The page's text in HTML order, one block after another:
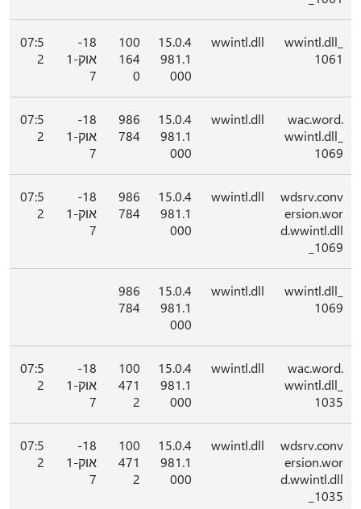
wwintl.dll_
1061
wwintl.dll
15.0.4
981.1
000
100
164
0
18-
אוק-1
7
07:5
2
wac.word.
wwintl.dll_
1069
wwintl.dll
15.0.4
981.1
000
986
784
18-
אוק-1
7
07:5
2
wdsrv.conv
ersion.wor
d.wwintl.dll
_1069
wwintl.dll
15.0.4
981.1
000
986
784
18-
אוק-1
7
07:5
2
wwintl.dll_
1069
wwintl.dll
15.0.4
981.1
000
986
784
wac.word.
wwintl.dll_
1035
wwintl.dll
15.0.4
981.1
000
100
471
2
18-
אוק-1
7
07:5
2
wdsrv.conv
ersion.wor
d.wwintl.dll
_1035
wwintl.dll
15.0.4
981.1
000
100
471
2
18-
אוק-1
7
07:5
2